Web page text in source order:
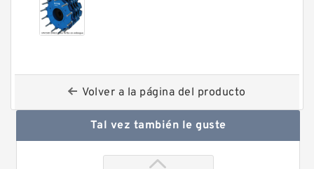
Volver a la página del producto
Tal vez también le guste